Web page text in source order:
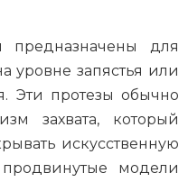
предназначены для
уровне запястья или
Эти протезы обычно
захвата, который
искусственную
модели